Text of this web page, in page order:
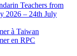
Teachers from
2026 – 24th July
à Taiwan
en RPC